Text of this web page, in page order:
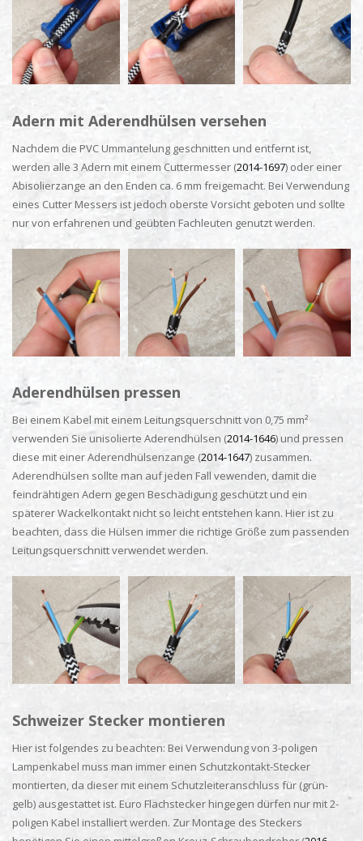
Adern mit Aderendhülsen versehen
Nachdem die PVC Ummantelung geschnitten und entfernt ist,
werden alle 3 Adern mit einem Cuttermesser (2014-1697) oder einer
Abisolierzange an den Enden ca. 6 mm freigemacht. Bei Verwendung
eines Cutter Messers ist jedoch oberste Vorsicht geboten und sollte
nur von erfahrenen und geübten Fachleuten genutzt werden.
Aderendhülsen pressen
Bei einem Kabel mit einem Leitungsquerschnitt von 0,75 mm²
verwenden Sie unisolierte Aderendhülsen (2014-1646) und pressen
diese mit einer Aderendhülsenzange (2014-1647) zusammen.
Aderendhülsen sollte man auf jeden Fall vewenden, damit die
feindrähtigen Adern gegen Beschädigung geschützt und ein
späterer Wackelkontakt nicht so leicht entstehen kann. Hier ist zu
beachten, dass die Hülsen immer die richtige Größe zum passenden
Leitungsquerschnitt verwendet werden.
Schweizer Stecker montieren
Hier ist folgendes zu beachten: Bei Verwendung von 3-poligen
Lampenkabel muss man immer einen Schutzkontakt-Stecker
montierten, da dieser mit einem Schutzleiteranschluss für (grün-
gelb) ausgestattet ist. Euro Flachstecker hingegen dürfen nur mit 2-
poligen Kabel installiert werden. Zur Montage des Steckers